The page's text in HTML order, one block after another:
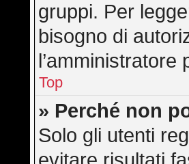
gruppi. Per
bisogno di
Top
» Perché non
Solo gli utenti